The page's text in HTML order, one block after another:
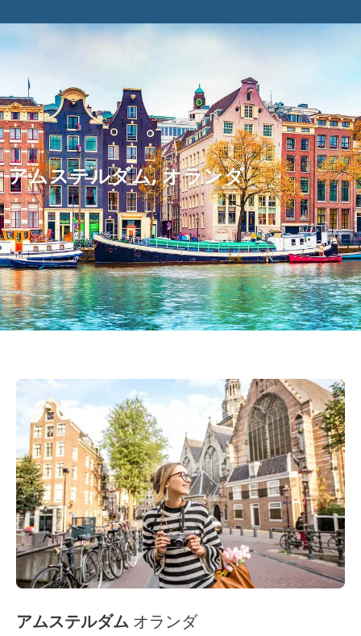
アムステルダム, オランダ
アムステルダム オランダ